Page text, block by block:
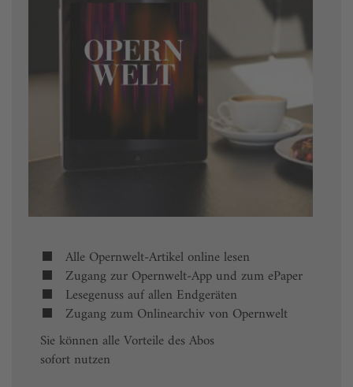
Alle Opernwelt-Artikel online lesen
Zugang zur Opernwelt-App und zum ePaper
Lesegenuss auf allen Endgeräten
Zugang zum Onlinearchiv von Opernwelt
Sie können alle Vorteile des Abos
sofort nutzen